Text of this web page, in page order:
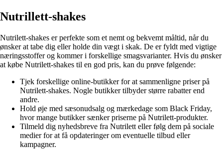
Nutrillett-shakes
Nutrilett-shakes er perfekte som et nemt og bekvemt måltid, når du
ønsker at tabe dig eller holde din vægt i skak. De er fyldt med vigtige
næringsstoffer og kommer i forskellige smagsvarianter. Hvis du ønsker
at købe Nutrilett-shakes til en god pris, kan du prøve følgende:
Tjek forskellige online-butikker for at sammenligne priser på
Nutrilett-shakes. Nogle butikker tilbyder større rabatter end
andre.
Hold øje med sæsonudsalg og mærkedage som Black Friday,
hvor mange butikker sænker priserne på Nutrilett-produkter.
Tilmeld dig nyhedsbreve fra Nutrilett eller følg dem på sociale
medier for at få opdateringer om eventuelle tilbud eller
kampagner.